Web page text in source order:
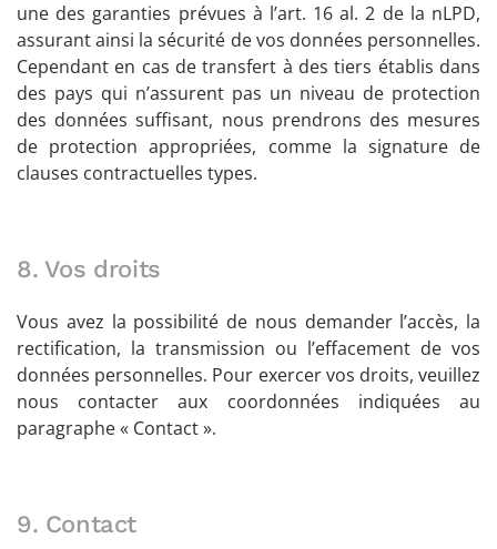
une des garanties prévues à l’art. 16 al. 2 de la nLPD,
assurant ainsi la sécurité de vos données personnelles.
Cependant en cas de transfert à des tiers établis dans
des pays qui n’assurent pas un niveau de protection
des données suffisant, nous prendrons des mesures
de protection appropriées, comme la signature de
clauses contractuelles types.
8. Vos droits
Vous avez la possibilité de nous demander l’accès, la
rectification, la transmission ou l’effacement de vos
données personnelles. Pour exercer vos droits, veuillez
nous contacter aux coordonnées indiquées au
paragraphe « Contact ».
9. Contact